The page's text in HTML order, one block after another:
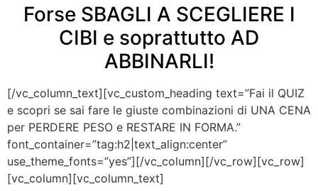
Forse SBAGLI A SCEGLIERE I
CIBI e soprattutto AD
ABBINARLI!
[/vc_column_text][vc_custom_heading text=”Fai il QUIZ
e scopri se sai fare le giuste combinazioni di UNA CENA
per PERDERE PESO e RESTARE IN FORMA.”
font_container=”tag:h2|text_align:center”
use_theme_fonts=”yes”][/vc_column][/vc_row][vc_row]
[vc_column][vc_column_text]